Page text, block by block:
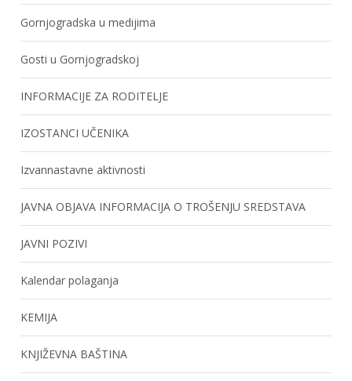
Gornjogradska u medijima
Gosti u Gornjogradskoj
INFORMACIJE ZA RODITELJE
IZOSTANCI UČENIKA
Izvannastavne aktivnosti
JAVNA OBJAVA INFORMACIJA O TROŠENJU SREDSTAVA
JAVNI POZIVI
Kalendar polaganja
KEMIJA
KNJIŽEVNA BAŠTINA